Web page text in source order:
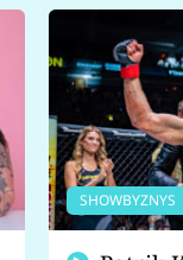
SHOWBYZNYS